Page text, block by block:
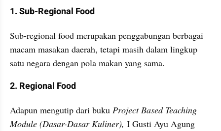
1. Sub-Regional Food
Sub-regional food merupakan penggabungan berbagai
macam masakan daerah, tetapi masih dalam lingkup
satu negara dengan pola makan yang sama.
2. Regional Food
Adapun mengutip dari buku Project Based Teaching
Module (Dasar-Dasar Kuliner), I Gusti Ayu Agung